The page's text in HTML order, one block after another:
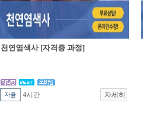
천연염색사 [자격증 과정]
4시간